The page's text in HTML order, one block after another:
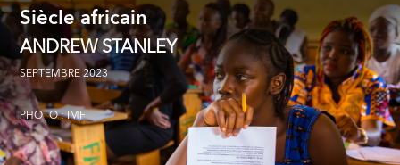
Siècle africain
ANDREW STANLEY
SEPTEMBRE 2023
PHOTO : IMF